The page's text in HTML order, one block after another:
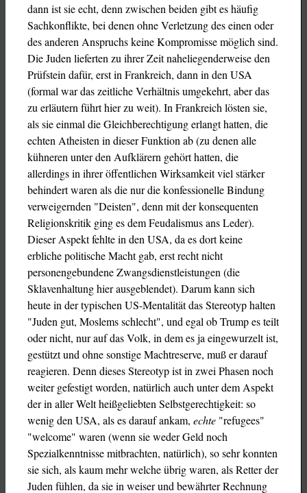
dann ist sie echt, denn zwischen beiden gibt es häufig
Sachkonflikte, bei denen ohne Verletzung des einen oder
des anderen Anspruchs keine Kompromisse möglich sind.
Die Juden lieferten zu ihrer Zeit naheliegenderweise den
Prüfstein dafür, erst in Frankreich, dann in den USA
(formal war das zeitliche Verhältnis umgekehrt, aber das
zu erläutern führt hier zu weit). In Frankreich lösten sie,
als sie einmal die Gleichberechtigung erlangt hatten, die
echten Atheisten in dieser Funktion ab (zu denen alle
kühneren unter den Aufklärern gehört hatten, die
allerdings in ihrer öffentlichen Wirksamkeit viel stärker
behindert waren als die nur die konfessionelle Bindung
verweigernden "Deisten", denn mit der konsequenten
Religionskritik ging es dem Feudalismus ans Leder).
Dieser Aspekt fehlte in den USA, da es dort keine
erbliche politische Macht gab, erst recht nicht
personengebundene Zwangsdienstleistungen (die
Sklavenhaltung hier ausgeblendet). Darum kann sich
heute in der typischen US-Mentalität das Stereotyp halten
"Juden gut, Moslems schlecht", und egal ob Trump es teilt
oder nicht, nur auf das Volk, in dem es ja eingewurzelt ist,
gestützt und ohne sonstige Machtreserve, muß er darauf
reagieren. Denn dieses Stereotyp ist in zwei Phasen noch
weiter gefestigt worden, natürlich auch unter dem Aspekt
der in aller Welt heißgeliebten Selbstgerechtigkeit: so
wenig den USA, als es darauf ankam, echte "refugees"
"welcome" waren (wenn sie weder Geld noch
Spezialkenntnisse mitbrachten, natürlich), so sehr konnten
sie sich, als kaum mehr welche übrig waren, als Retter der
Juden fühlen, da sie in weiser und bewährter Rechnung